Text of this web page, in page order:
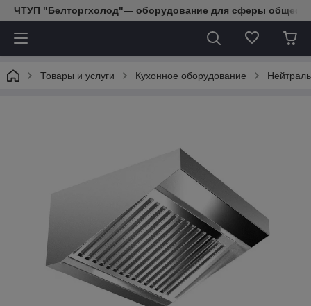
ЧТУП "Белторгхолод"— оборудование для сферы
Товары и услуги Кухонное оборудование